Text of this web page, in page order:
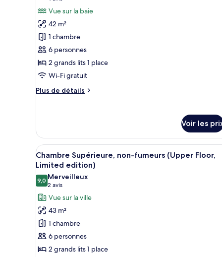
over
age
7)
(Upper
Floor
extra
beds
for
over
age
7)
photos
pour
ce
type
de
chambre :
Chambre
Supérieure,
baie
Vue sur la baie
42 m²
1 chambre
6 personnes
2 grands lits 1 place
Wi-Fi gratuit
Plus de détails
Plus
type
de
chambre
Chambre
Supérieure,
non-
fumeurs,
vue
baie
Voir les
Afficher
toutes
les
photos
pour
ce
type
de
chambre :
Chambre
Une chambre d’hôtel avec
7
Chambre Supérieure, non-fumeurs (Upper Floor,
Limited edition)
9,09,0 sur 10
Merveilleux
2 avis
(2 avis)
Vue sur la ville
43 m²
1 chambre
6 personnes
2 grands lits 1 place